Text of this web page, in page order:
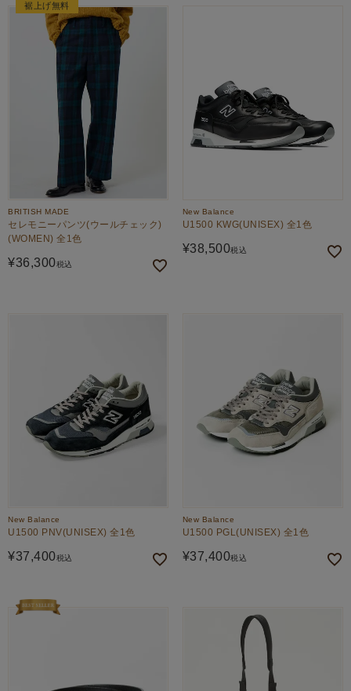
裾上げ無料
BRITISH MADE
セレモニーパンツ(ウールチェック)
(WOMEN) 全1色
¥36,300税込
New Balance
U1500 KWG(UNISEX) 全1色
¥38,500税込
New Balance
U1500 PNV(UNISEX) 全1色
¥37,400税込
New Balance
U1500 PGL(UNISEX) 全1色
¥37,400税込